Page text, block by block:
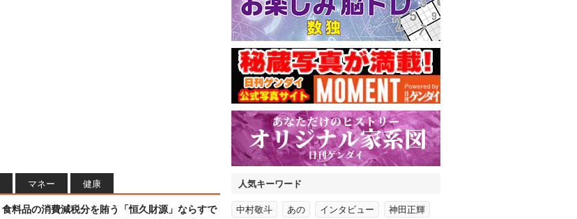
マネー 健康
食料品の消費減税分を賄う「恒久財源」ならすで
人気キーワード
中村敬斗 あの インタビュー 神田正輝